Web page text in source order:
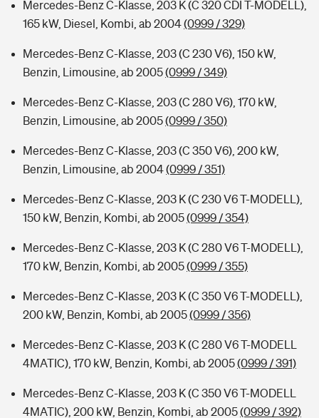
Mercedes-Benz C-Klasse, 203 K (C 320 CDI T-MODELL),
165 kW, Diesel, Kombi, ab 2004(0999 / 329)
Mercedes-Benz C-Klasse, 203 (C 230 V6), 150 kW,
Benzin, Limousine, ab 2005(0999 / 349)
Mercedes-Benz C-Klasse, 203 (C 280 V6), 170 kW,
Benzin, Limousine, ab 2005(0999 / 350)
Mercedes-Benz C-Klasse, 203 (C 350 V6), 200 kW,
Benzin, Limousine, ab 2004(0999 / 351)
Mercedes-Benz C-Klasse, 203 K (C 230 V6 T-MODELL),
150 kW, Benzin, Kombi, ab 2005(0999 / 354)
Mercedes-Benz C-Klasse, 203 K (C 280 V6 T-MODELL),
170 kW, Benzin, Kombi, ab 2005(0999 / 355)
Mercedes-Benz C-Klasse, 203 K (C 350 V6 T-MODELL),
200 kW, Benzin, Kombi, ab 2005(0999 / 356)
Mercedes-Benz C-Klasse, 203 K (C 280 V6 T-MODELL
4MATIC), 170 kW, Benzin, Kombi, ab 2005(0999 / 391)
Mercedes-Benz C-Klasse, 203 K (C 350 V6 T-MODELL
4MATIC), 200 kW, Benzin, Kombi, ab 2005(0999 / 392)